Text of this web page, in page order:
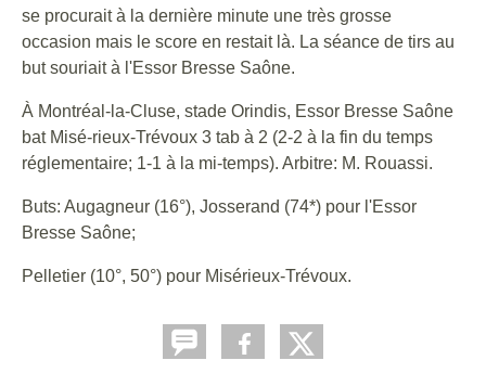
se procurait à la dernière minute une très grosse
occasion mais le score en restait là. La séance de tirs au
but souriait à l'Essor Bresse Saône.
À Montréal-la-Cluse, stade Orindis, Essor Bresse Saône
bat Misé-rieux-Trévoux 3 tab à 2 (2-2 à la fin du temps
réglementaire; 1-1 à la mi-temps). Arbitre: M. Rouassi.
Buts: Augagneur (16°), Josserand (74*) pour l'Essor
Bresse Saône;
Pelletier (10°, 50°) pour Misérieux-Trévoux.